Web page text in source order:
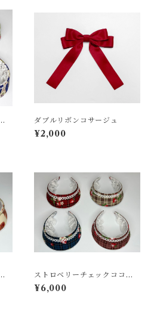
ダブルリボンコサージュ
¥2,000
ストロベリーチェックココシ
ニクカチューシャ
¥6,000